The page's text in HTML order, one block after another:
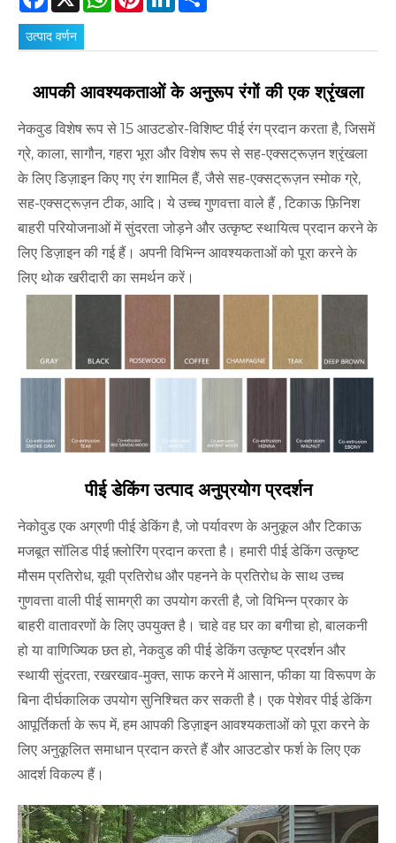
उत्पाद वर्णन
आपकी आवश्यकताओं के अनुरूप रंगों की एक श्रृंखला
नेकवुड विशेष रूप से 15 आउटडोर-विशिष्ट पीई रंग प्रदान करता है, जिसमें
ग्रे, काला, सागौन, गहरा भूरा और विशेष रूप से सह-एक्सट्रूज़न श्रृंखला
के लिए डिज़ाइन किए गए रंग शामिल हैं, जैसे सह-एक्सट्रूज़न स्मोक ग्रे,
सह-एक्सट्रूज़न टीक, आदि। ये उच्च गुणवत्ता वाले हैं , टिकाऊ फ़िनिश
बाहरी परियोजनाओं में सुंदरता जोड़ने और उत्कृष्ट स्थायित्व प्रदान करने के
लिए डिज़ाइन की गई हैं। अपनी विभिन्न आवश्यकताओं को पूरा करने के
लिए थोक खरीदारी का समर्थन करें।
पीई डेकिंग उत्पाद अनुप्रयोग प्रदर्शन
नेकोवुड एक अग्रणी पीई डेकिंग है, जो पर्यावरण के अनुकूल और टिकाऊ
मजबूत सॉलिड पीई फ़्लोरिंग प्रदान करता है। हमारी पीई डेकिंग उत्कृष्ट
मौसम प्रतिरोध, यूवी प्रतिरोध और पहनने के प्रतिरोध के साथ उच्च
गुणवत्ता वाली पीई सामग्री का उपयोग करती है, जो विभिन्न प्रकार के
बाहरी वातावरणों के लिए उपयुक्त है। चाहे वह घर का बगीचा हो, बालकनी
हो या वाणिज्यिक छत हो, नेकवुड की पीई डेकिंग उत्कृष्ट प्रदर्शन और
स्थायी सुंदरता, रखरखाव-मुक्त, साफ करने में आसान, फीका या विरूपण के
बिना दीर्घकालिक उपयोग सुनिश्चित कर सकती है। एक पेशेवर पीई डेकिंग
आपूर्तिकर्ता के रूप में, हम आपकी डिज़ाइन आवश्यकताओं को पूरा करने के
लिए अनुकूलित समाधान प्रदान करते हैं और आउटडोर फर्श के लिए एक
आदर्श विकल्प हैं।